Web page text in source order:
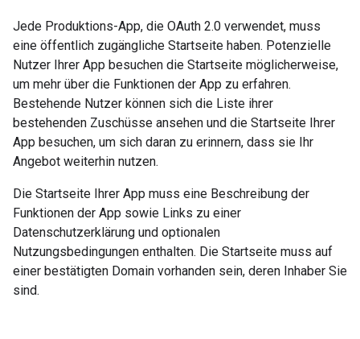
Jede Produktions-App, die OAuth 2.0 verwendet, muss
eine öffentlich zugängliche Startseite haben. Potenzielle
Nutzer Ihrer App besuchen die Startseite möglicherweise,
um mehr über die Funktionen der App zu erfahren.
Bestehende Nutzer können sich die Liste ihrer
bestehenden Zuschüsse ansehen und die Startseite Ihrer
App besuchen, um sich daran zu erinnern, dass sie Ihr
Angebot weiterhin nutzen.
Die Startseite Ihrer App muss eine Beschreibung der
Funktionen der App sowie Links zu einer
Datenschutzerklärung und optionalen
Nutzungsbedingungen enthalten. Die Startseite muss auf
einer bestätigten Domain vorhanden sein, deren Inhaber Sie
sind.